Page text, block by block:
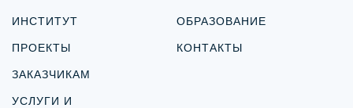
ИНСТИТУТ
ПРОЕКТЫ
ЗАКАЗЧИКАМ
УСЛУГИ И
ОБРАЗОВАНИЕ
КОНТАКТЫ